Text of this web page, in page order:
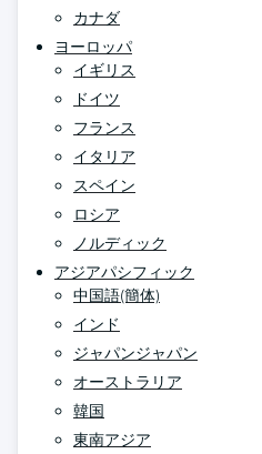
カナダ
ヨーロッパ
イギリス
ドイツ
フランス
イタリア
スペイン
ロシア
ノルディック
アジアパシフィック
中国語(簡体)
インド
ジャパンジャパン
オーストラリア
韓国
東南アジア